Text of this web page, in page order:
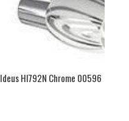
Ideus Hl792N Chrome 00596